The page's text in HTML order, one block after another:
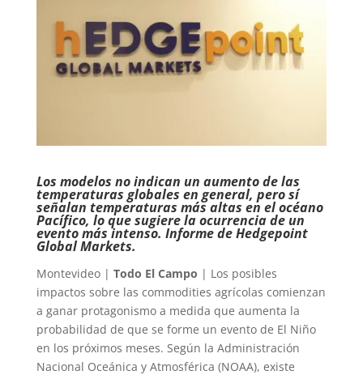
Los modelos no indican un aumento de las
temperaturas globales en general, pero sí
señalan temperaturas más altas en el océano
Pacífico, lo que sugiere la ocurrencia de un
evento más intenso. Informe de Hedgepoint
Global Markets.
Montevideo | Todo El Campo | Los posibles
impactos sobre las commodities agrícolas comienzan
a ganar protagonismo a medida que aumenta la
probabilidad de que se forme un evento de El Niño
en los próximos meses. Según la Administración
Nacional Oceánica y Atmosférica (NOAA), existe